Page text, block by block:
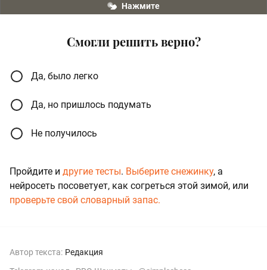
Нажмите
Cмогли решить верно?
Да, было легко
Да, но пришлось подумать
Не получилось
Пройдите и другие тесты. Выберите снежинку, а
нейросеть посоветует, как согреться этой зимой, или
проверьте свой словарный запас.
Автор текста: Редакция